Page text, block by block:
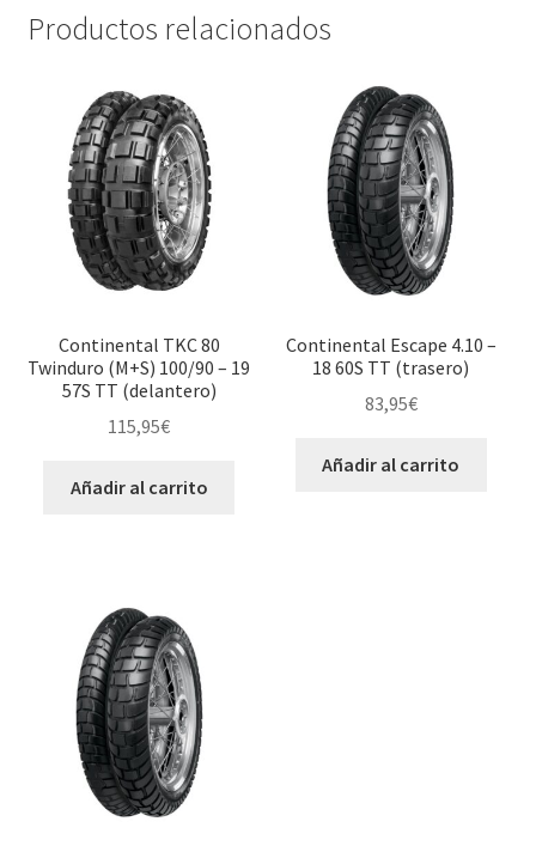
Productos relacionados
Continental TKC 80
Twinduro (M+S) 100/90 – 19
57S TT (delantero)
115,95€
Añadir al carrito
Continental Escape 4.10 –
18 60S TT (trasero)
83,95€
Añadir al carrito